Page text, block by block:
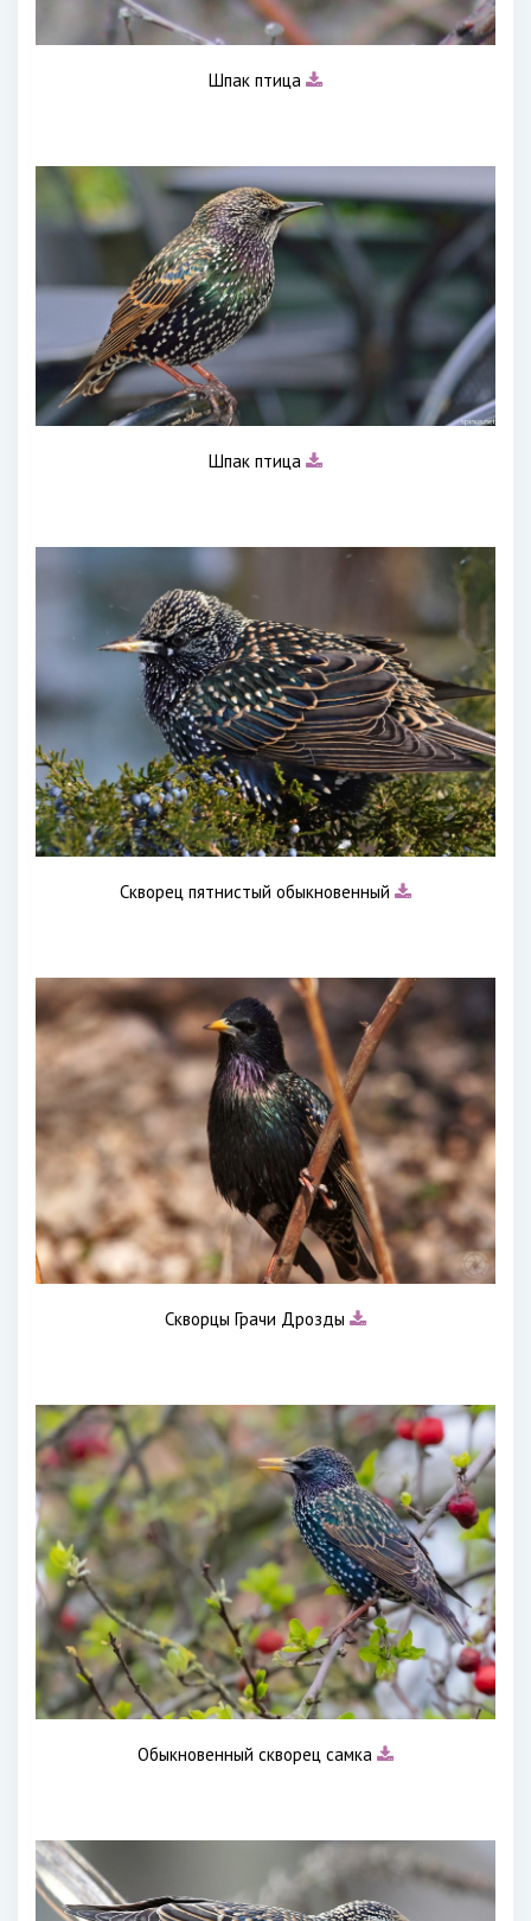
Шпак птица
Шпак птица
Скворец пятнистый обыкновенный
Скворцы Грачи Дрозды
Обыкновенный скворец самка